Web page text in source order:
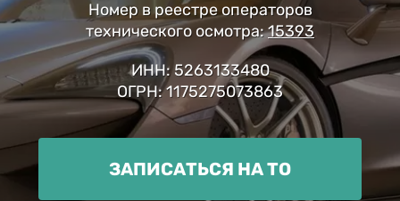
Номер в реестре операторов
технического осмотра:15393
ИНН: 5263133480
ОГРН: 1175275073863
ЗАПИСАТЬСЯ НА ТО